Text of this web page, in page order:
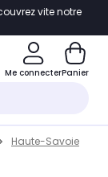
vite notre
Me connecterPanier
Haute-Savoie